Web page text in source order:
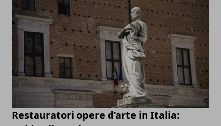
Restauratori opere d’arte in Italia: